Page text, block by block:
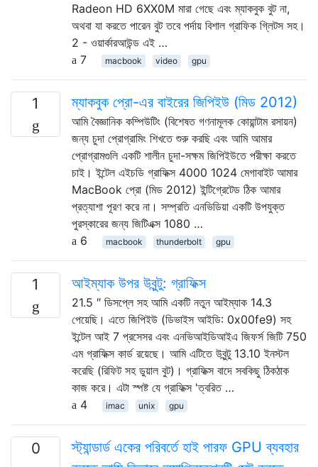
Radeon HD 6XX0M মারা গেছে এবং ম্যাকবুক বুট না,
অথবা যা করতে পারেন বুট তবে পর্দায় বিশাল গ্রাফিক গ্লিটস সহ।
2 - ওয়ার্কারআউন্ড এই …
7
macbook video gpu
1 ম্যাকবুক প্রো-এর বাইরের জিপিইউ (মিড 2012)
আমি বৈজ্ঞানিক কম্পিউটিং (বিশেষত গণনামূলক কোয়ান্টাম রসায়ন)
জন্য চুদা প্রোগ্রামিং শিখতে শুরু করছি এবং আমি আমার
প্রোগ্রামগুলি একটি শালীন চুদা-সক্ষম জিপিইউতে পরীক্ষা করতে
চাই। ইন্টেল এইচডি গ্রাফিক্স 4000 1024 মেগাবাইট আমার
MacBook প্রো (মিড 2012) ইন্টিগ্রেটেড ঠিক আমার
প্রত্যাশা পূরণ করে না। সম্প্রতি এনভিডিয়া একটি উপযুক্ত
পুরস্কারের জন্য জিটিএক্স 1080 …
6
macbook thunderbolt gpu
1 আইম্যাক উপর উবুন্টু: গ্রাফিক্স
21.5 ″ ডিসপ্লে সহ আমি একটি নতুন আইম্যাক 14.3
পেয়েছি। এতে জিপিইউ (ডিভাইস আইডি: 0x00fe9) সহ
ইন্টেল আই 7 প্রসেসর এবং এনভিআইডিআইএ জিফর্স জিটি 750
এম গ্রাফিক্স কার্ড রয়েছে। আমি এটিতে উবুন্টু 13.10 ইনস্টল
করেছি (রিফিট সহ ডুয়াল বুট)। গ্রাফিক্স বাদে সবকিছু ঠিকঠাক
কাজ করে। এটা স্পষ্ট যে গ্রাফিক্স 'ত্বরিত …
4
imac unix gpu
0
স্ট্যান্ডার্ড একের পরিবর্তে হাই পারফ GPU ব্যবহার